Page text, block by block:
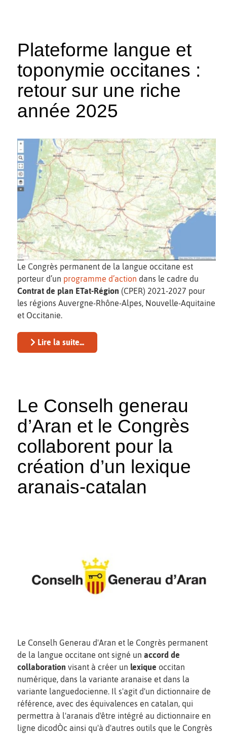
Plateforme langue et
toponymie occitanes :
retour sur une riche
année 2025
Le Congrès permanent de la langue occitane est
porteur d’un programme d’action dans le cadre du
Contrat de plan ETat-Région (CPER) 2021-2027 pour
les régions Auvergne-Rhône-Alpes, Nouvelle-Aquitaine
et Occitanie.
Lire la suite...
Le Conselh generau
d’Aran et le Congrès
collaborent pour la
création d’un lexique
aranais-catalan
Le Conselh Generau d'Aran et le Congrès permanent
de la langue occitane ont signé un accord de
collaboration visant à créer un lexique occitan
numérique, dans la variante aranaise et dans la
variante languedocienne. Il s'agit d'un dictionnaire de
référence, avec des équivalences en catalan, qui
permettra à l'aranais d'être intégré au dictionnaire en
ligne dicodÒc ainsi qu'à d'autres outils que le Congrès